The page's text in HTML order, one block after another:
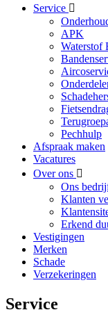
Service
APK
Waterstof
Pechhulp
Afspraak maken
Vacatures
Over ons
Ons
Klanten
Erkend
Vestigingen
Merken
Schade
Verzekeringen
Service